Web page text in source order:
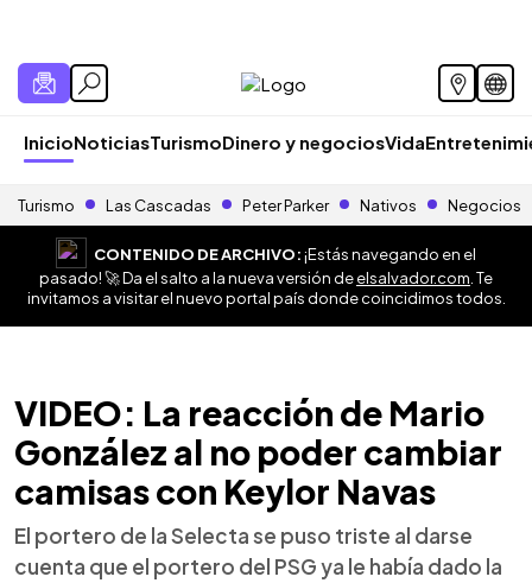
InicioNoticiasTurismoDinero y negociosVida
Turismo Las Cascadas Peter Parker Nativos Negocios
CONTENIDO DE ARCHIVO:¡Estás navegando en el
pasado! 🚀 Da el salto a la nueva versión deelsalvador.com . Te
invitamos a visitar el nuevo portal país donde coincidimos todos.
VIDEO: La reacción de Mario
González al no poder cambiar
camisas con Keylor Navas
El portero de la Selecta se puso triste al darse
cuenta que el portero del PSG ya le había dado la